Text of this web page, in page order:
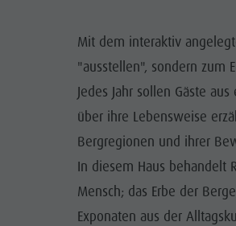
Schwimmen
Tourenübersicht
Katalogservice
Ortstaxe
Urlaub mit Hund
Pilze sammeln
Kronplatz Doctor Service
Mit dem interaktiv
"ausstellen", sondern zum
Jedes Jahr sollen Gäste
über ihre Lebensweise
Bergregionen und ihrer
In diesem Haus behandelt
Mensch; das Erbe der
Exponaten aus der